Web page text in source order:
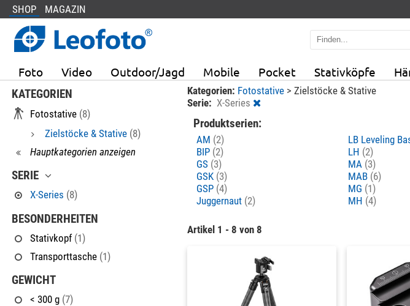
SHOP MAGAZIN
Foto Video Outdoor/Jagd Mobile Pocket Stativköpfe
KATEGORIEN
Fotostative (8)
Zielstöcke & Stative (8)
Hauptkategorien anzeigen
SERIE
X-Series (8)
BESONDERHEITEN
Stativkopf (1)
Transporttasche (1)
GEWICHT
< 300 g (7)
Kategorien: Fotostative > Zielstöcke & Stative
Serie: X-Series
Produktserien:
AM (2)
BIP (2)
GS (3)
GSK (3)
GSP (4)
Juggernaut (2)
LB Leveling
LH (2)
MA (3)
MAB (6)
MG (1)
MH (4)
Artikel 1 - 8 von 8